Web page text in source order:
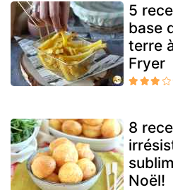
5
base
terre
Fryer
8
Noël!